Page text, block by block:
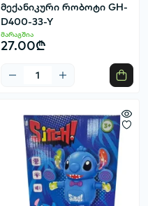
მექანიკური რობოტი GH-
D400-33-Y
მარაგშია
27.00₾